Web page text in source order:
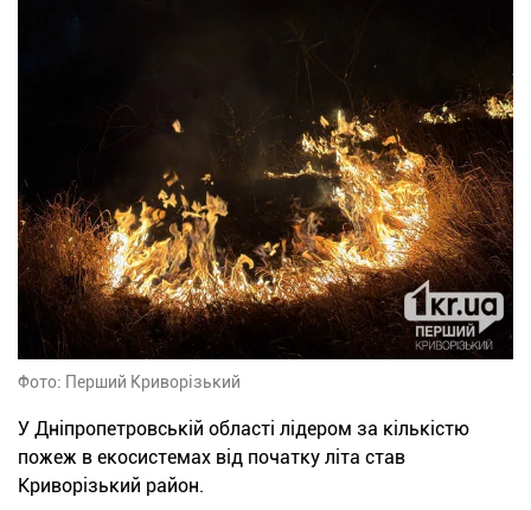
Фото: Перший Криворізький
У Дніпропетровській області лідером за кількістю
пожеж в екосистемах від початку літа став
Криворізький район.